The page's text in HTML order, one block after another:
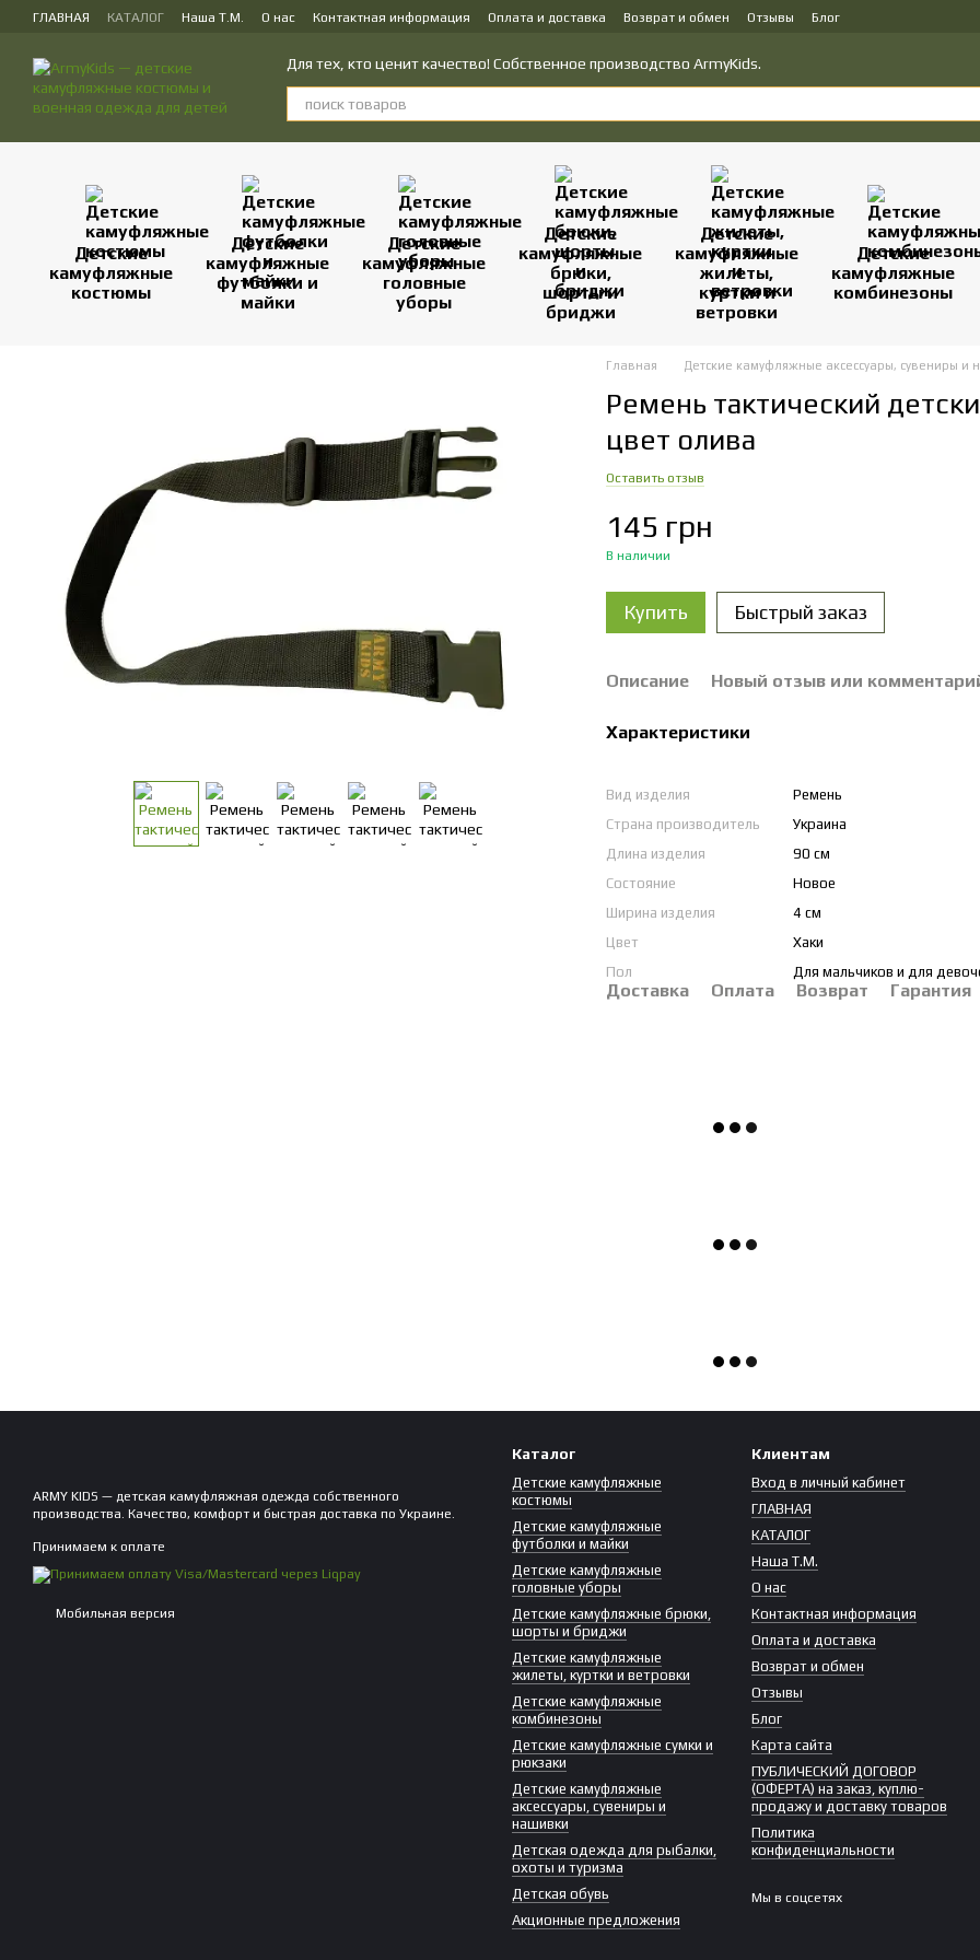
Перейти к основному контенту
ГЛАВНАЯ КАТАЛОГ Наша Т.М. О нас Контактная информация Оплата и доставка Возврат и обмен Отзывы
Блог
Для тех, кто ценит качество! Собственное производство ArmyKids.
Детские
камуфляжные
костюмы
Детские
камуфляжные
футболки и
майки
Детские
камуфляжные
головные
уборы
Детские
камуфляжные
брюки,
шорты и
бриджи
Детские
камуфляжные
жилеты,
куртки и
ветровки
Детские
камуфляжные
комбинезоны
Главная Детские камуфляжные аксессуары, сувениры и
Ремень тактический
цвет олива
Оставить отзыв
145 грн
В наличии
Купить Быстрый заказ
Описание Новый отзыв или
Характеристики
Вид изделия
Ремень
Страна производитель
Украина
Длина изделия
90 см
Состояние
Новое
Ширина изделия
4 см
Цвет
Хаки
Пол
Для мальчиков и для
Доставка Оплата Возврат Гарантия
ARMY KIDS — детская камуфляжная одежда собственного
производства. Качество, комфорт и быстрая доставка по Украине.
Принимаем к оплате
Мобильная версия
Каталог
Детские камуфляжные
костюмы
Детские камуфляжные
футболки и майки
Детские камуфляжные
головные уборы
Детские камуфляжные брюки,
шорты и бриджи
Детские камуфляжные
жилеты, куртки и ветровки
Детские камуфляжные
комбинезоны
Детские камуфляжные сумки и
рюкзаки
Детские камуфляжные
аксессуары, сувениры и
нашивки
Детская одежда для рыбалки,
охоты и туризма
Детская обувь
Акционные предложения
Клиентам
Вход в личный кабинет
ГЛАВНАЯ
КАТАЛОГ
Наша Т.М.
О нас
Контактная информация
Оплата и доставка
Возврат и обмен
Отзывы
Блог
Карта сайта
ПУБЛИЧЕСКИЙ ДОГОВОР
(ОФЕРТА) на заказ, куплю-
продажу и доставку товаров
Политика
конфиденциальности
Мы в соцсетях